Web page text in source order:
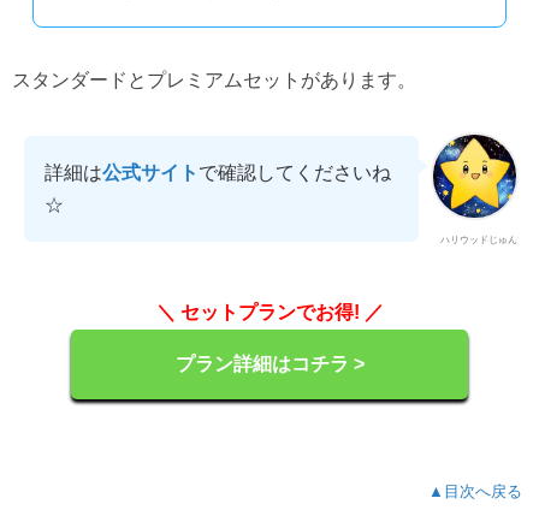
スタンダードとプレミアムセットがあります。
ハリウッドじゅん
詳細は公式サイト で確認してくださいね
☆
＼ セットプランでお得! ／
プラン詳細はコチラ >
▲目次へ戻る